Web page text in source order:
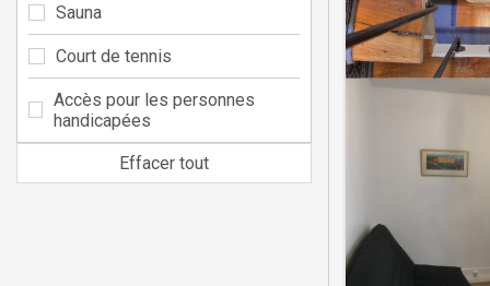
Sauna
Court de tennis
Accès pour les personnes
handicapées
Effacer tout